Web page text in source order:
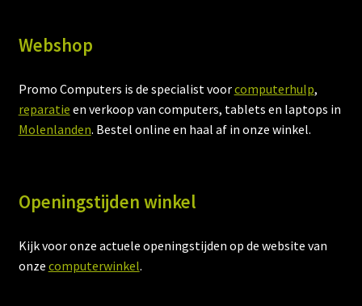
Webshop
Promo Computers is de specialist voorcomputerhulp,
reparatie en verkoop van computers, tablets en laptops in
Molenlanden. Bestel online en haal af in onze winkel.
Openingstijden winkel
Kijk voor onze actuele openingstijden op de website van
onze computerwinkel.